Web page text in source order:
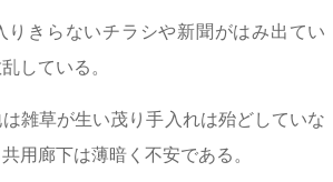
りきらないチラシや新聞がはみ出てい
している。
雑草が生い茂り手入れは殆どしていな
用廊下は薄暗く不安である。